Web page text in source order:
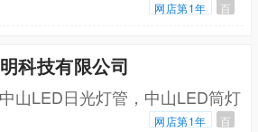
网店第1年 百
科技有限公司
山LED日光灯管，中山LED筒灯
网店第1年 百